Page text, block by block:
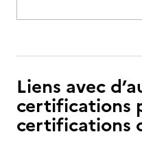
Liens avec
certifications
certifications